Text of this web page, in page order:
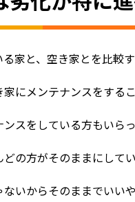
家と、空き家とを比較
にメンテナンスをする
スをしている方もいら
の方がそのままにして
ないからそのままでいい